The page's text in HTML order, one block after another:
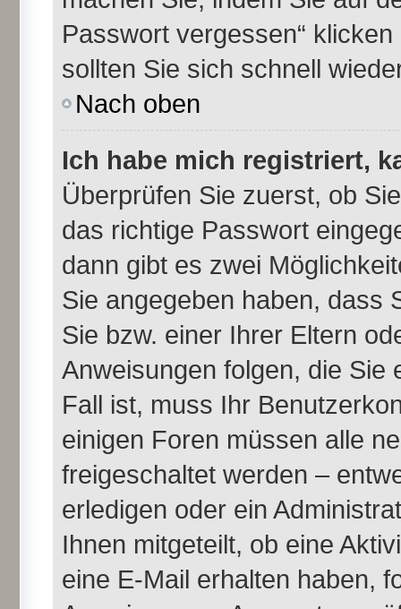
Passwort vergessen“
sollten Sie sich schnell
Nach oben
Ich habe mich registriert,
Überprüfen Sie zuerst, ob
das richtige Passwort
dann gibt es zwei
Sie angegeben haben, dass
Sie bzw. einer Ihrer Eltern
Anweisungen folgen, die Sie
Fall ist, muss Ihr
einigen Foren müssen alle
freigeschaltet werden –
erledigen oder ein
Ihnen mitgeteilt, ob eine
eine E-Mail erhalten haben,